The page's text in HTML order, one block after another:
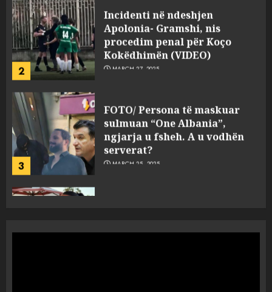
3
FOTO/ Persona të maskuar
sulmuan “One Albania”,
ngjarja u fsheh. A u vodhën
4
Prokuroria jep pretencën, ja
çfarë dënimi kërkon për
Mariela dhe Antonela